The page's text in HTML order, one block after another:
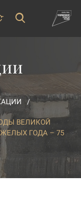
ВЕЛИКОЙ
ГОДА – 75